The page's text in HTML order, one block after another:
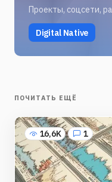
Проекты, соцсети,
Digital Native
ПОЧИТАТЬ ЕЩЁ
16,6K 1